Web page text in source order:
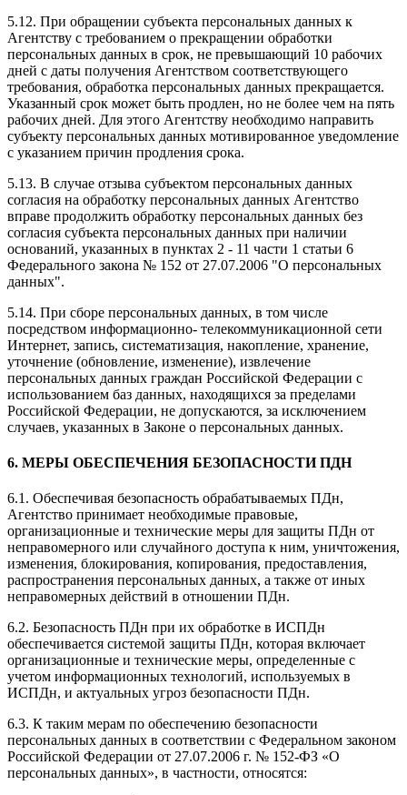
5.12. При обращении субъекта персональных данных к
Агентству с требованием о прекращении обработки
персональных данных в срок, не превышающий 10 рабочих
дней с даты получения Агентством соответствующего
требования, обработка персональных данных прекращается.
Указанный срок может быть продлен, но не более чем на пять
рабочих дней. Для этого Агентству необходимо направить
субъекту персональных данных мотивированное уведомление
с указанием причин продления срока.
5.13. В случае отзыва субъектом персональных данных
согласия на обработку персональных данных Агентство
вправе продолжить обработку персональных данных без
согласия субъекта персональных данных при наличии
оснований, указанных в пунктах 2 - 11 части 1 статьи 6
Федерального закона № 152 от 27.07.2006 "О персональных
данных".
5.14. При сборе персональных данных, в том числе
посредством информационно- телекоммуникационной сети
Интернет, запись, систематизация, накопление, хранение,
уточнение (обновление, изменение), извлечение
персональных данных граждан Российской Федерации с
использованием баз данных, находящихся за пределами
Российской Федерации, не допускаются, за исключением
случаев, указанных в Законе о персональных данных.
6. МЕРЫ ОБЕСПЕЧЕНИЯ БЕЗОПАСНОСТИ ПДН
6.1. Обеспечивая безопасность обрабатываемых ПДн,
Агентство принимает необходимые правовые,
организационные и технические меры для защиты ПДн от
неправомерного или случайного доступа к ним, уничтожения,
изменения, блокирования, копирования, предоставления,
распространения персональных данных, а также от иных
неправомерных действий в отношении ПДн.
6.2. Безопасность ПДн при их обработке в ИСПДн
обеспечивается системой защиты ПДн, которая включает
организационные и технические меры, определенные с
учетом информационных технологий, используемых в
ИСПДн, и актуальных угроз безопасности ПДн.
6.3. К таким мерам по обеспечению безопасности
персональных данных в соответствии с Федеральном законом
Российской Федерации от 27.07.2006 г. № 152-ФЗ «О
персональных данных», в частности, относятся: